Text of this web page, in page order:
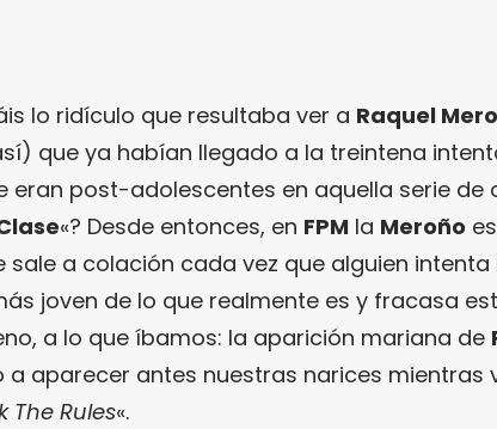
lo ridículo que resultaba ver a Raquel
que ya habían llegado a la treintena
eran post-adolescentes en aquella serie de
«? Desde entonces, en FPM la Meroño
sale a colación cada vez que alguien
joven de lo que realmente es y fracasa
a lo que íbamos: la aparición mariana de
a aparecer antes nuestras narices mientras
The Rules«.